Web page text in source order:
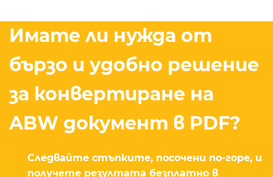
Имате ли нужда от
бързо и удобно решение
за конвертиране на
ABW документ в PDF?
Следвайте стъпките, посочени по-горе, и
получете резултата безплатно в